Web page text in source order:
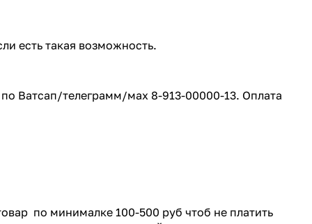
есть такая возможность.
Ватсап/телеграмм/мах 8-913-00000-13. Оплата
по минималке 100-500 руб чтоб не платить